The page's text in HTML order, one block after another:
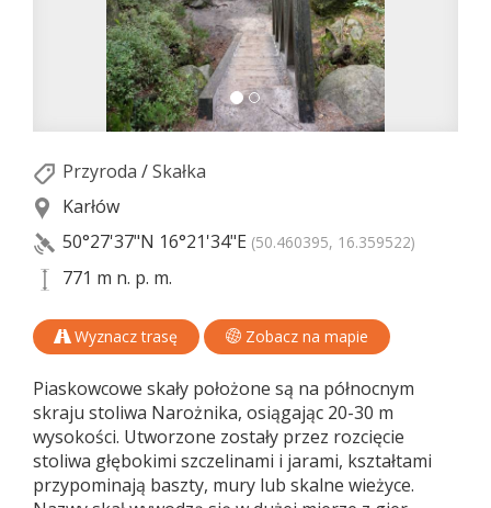
Przyroda /Skałka
Karłów
50°27'37"N 16°21'34"E (50.460395, 16.359522)
771 m n. p. m.
Wyznacz trasę Zobacz na mapie
Piaskowcowe skały położone są na północnym
skraju stoliwa Narożnika, osiągając 20-30 m
wysokości. Utworzone zostały przez rozcięcie
stoliwa głębokimi szczelinami i jarami, kształtami
przypominają baszty, mury lub skalne wieżyce.